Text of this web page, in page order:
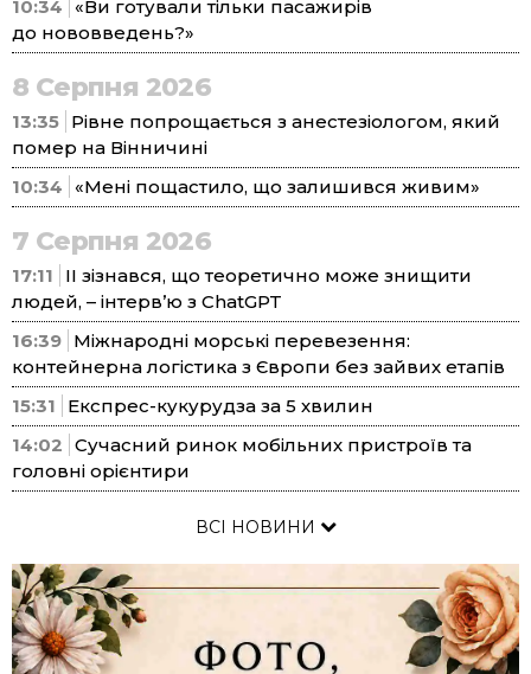
10:34
«Ви готували тільки пасажирів
до нововведень?»
8 Серпня 2026
13:35 Рівне попрощається з анестезіологом, який
помер на Вінничині
10:34
«Мені пощастило, що залишився живим»
7 Серпня 2026
17:11
ІІ зізнався, що теоретично може знищити
людей, – інтерв’ю з ChatGPT
16:39 Міжнародні морські перевезення:
контейнерна логістика з Європи без зайвих етапів
15:31
Експрес-кукурудза за 5 хвилин
14:02 Сучасний ринок мобільних пристроїв та
головні орієнтири
ВСІ НОВИНИ